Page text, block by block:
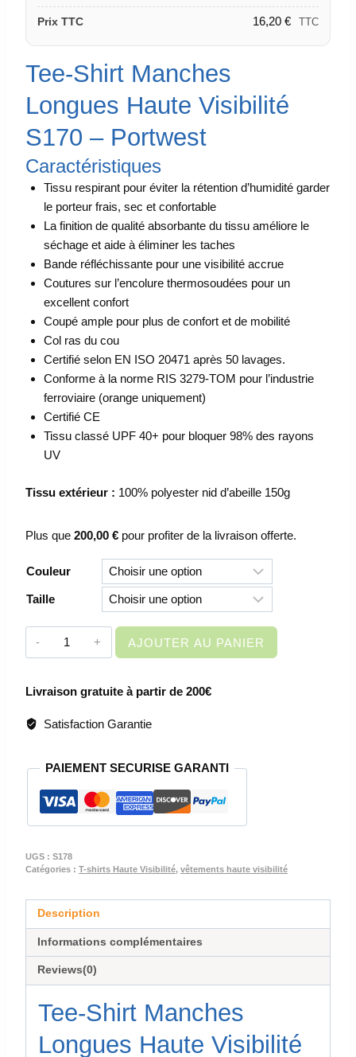
Prix TTC 16,20 € TTC
Tee-Shirt Manches
Longues Haute Visibilité
S170 – Portwest
Caractéristiques
Tissu respirant pour éviter la rétention d’humidité garder
le porteur frais, sec et confortable
La finition de qualité absorbante du tissu améliore le
séchage et aide à éliminer les taches
Bande réfléchissante pour une visibilité accrue
Coutures sur l’encolure thermosoudées pour un
excellent confort
Coupé ample pour plus de confort et de mobilité
Col ras du cou
Certifié selon EN ISO 20471 après 50 lavages.
Conforme à la norme RIS 3279-TOM pour l’industrie
ferroviaire (orange uniquement)
Certifié CE
Tissu classé UPF 40+ pour bloquer 98% des rayons
UV
Tissu extérieur : 100% polyester nid d’abeille 150g
Plus que 200,00 € pour profiter de la livraison offerte.
Couleur
Taille
quantité
de
DE
-
SHIRT
MANGES
LONGUES
HAUTE
-
AJOUTER AU PANIER
Livraison gratuite à partir de 200€
Satisfaction Garantie
PAIEMENT SECURISE GARANTI
UGS : S178
Catégories : T-shirts Haute Visibilité, vêtements haute visibilité
Description
Informations complémentaires
Reviews(0)
Tee-Shirt Manches
Longues Haute Visibilité